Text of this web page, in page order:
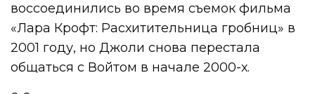
воссоединились во время съемок фильма
«Лара Крофт: Расхитительница гробниц» в
2001 году, но Джоли снова перестала
общаться с Войтом в начале 2000-х.